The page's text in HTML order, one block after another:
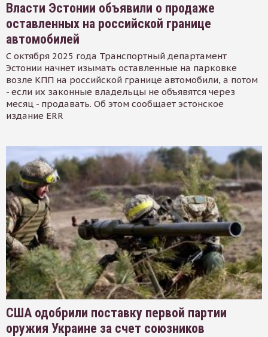
Власти Эстонии объявили о продаже
оставленных на российской границе
автомобилей
С октября 2025 года Транспортный департамент
Эстонии начнет изымать оставленные на парковке
возле КПП на российской границе автомобили, а потом
- если их законные владельцы не объявятся через
месяц - продавать. Об этом сообщает эстонское
издание ERR
США одобрили поставку первой партии
оружия Украине за счет союзников